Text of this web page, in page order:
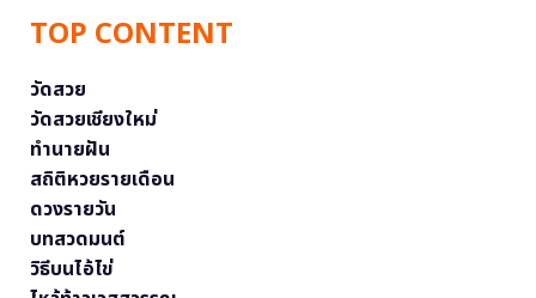
TOP CONTENT
วัดสวย
วัดสวยเชียงใหม่
ทำนายฝัน
สถิติหวยรายเดือน
ดวงรายวัน
บทสวดมนต์
วิธีบนไอ้ไข่